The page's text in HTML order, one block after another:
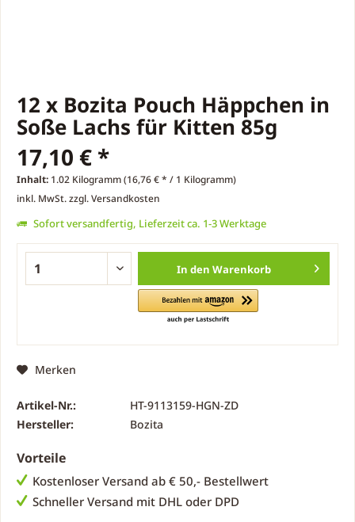
12 x Bozita Pouch Häppchen in
Soße Lachs für Kitten 85g
17,10 € *
Inhalt: 1.02 Kilogramm (16,76 € * / 1 Kilogramm)
inkl. MwSt.zzgl. Versandkosten
Sofort versandfertig, Lieferzeit ca. 1-3 Werktage
In den Warenkorb
Merken
Artikel-Nr.:
HT-9113159-HGN-ZD
Hersteller:
Bozita
Vorteile
Kostenloser Versand ab € 50,- Bestellwert
Schneller Versand mit DHL oder DPD